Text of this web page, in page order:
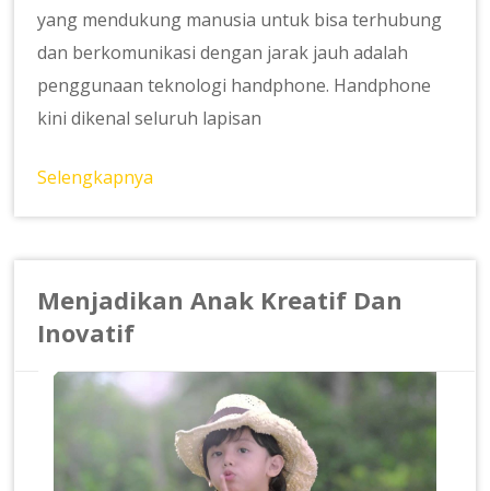
yang mendukung manusia untuk bisa terhubung
dan berkomunikasi dengan jarak jauh adalah
penggunaan teknologi handphone. Handphone
kini dikenal seluruh lapisan
Selengkapnya
Menjadikan Anak Kreatif Dan
Inovatif